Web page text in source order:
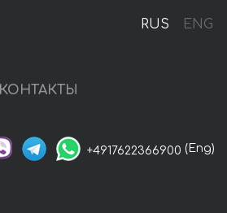
RUS ENG
КОНТАКТЫ
+4917622366900 (Eng)